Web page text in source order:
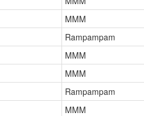
MMM
Rampampam
MMM
MMM
Rampampam
MMM